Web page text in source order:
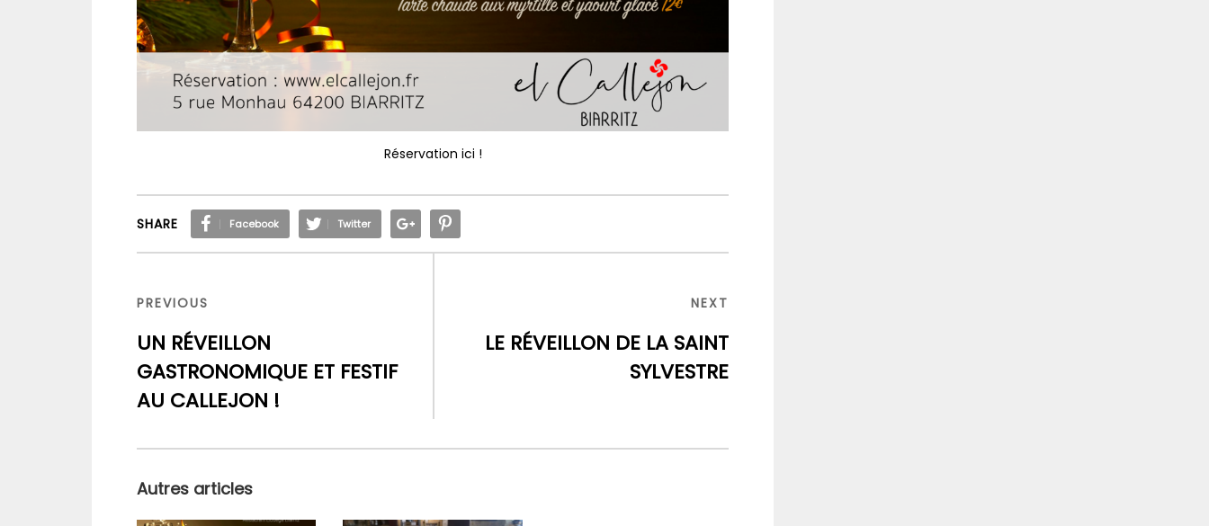
Réservation ici !
SHARE Facebook Twitter
de
l’article
PREVIOUS
PREVIOUS
UN RÉVEILLON
GASTRONOMIQUE ET FESTIF
AU CALLEJON !
NEXT
LE RÉVEILLON DE LA SAINT
SYLVESTRE
Autres articles